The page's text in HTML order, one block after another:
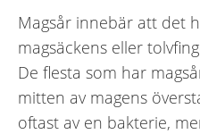
Magsår innebär att det
magsäckens eller
De flesta som har
mitten av magens
oftast av en bakterie,